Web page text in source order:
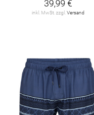
39,99 €
inkl. MwSt. zzgl. Versand